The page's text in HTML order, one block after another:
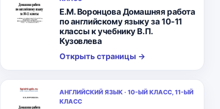
Е.М. Воронцова Домашняя работа
по английскому языку за 10-11
классы к учебнику В.П.
Кузовлева
Открыть страницы →
АНГЛИЙСКИЙ ЯЗЫК · 10-ЫЙ КЛАСС, 11-ЫЙ
КЛАСС